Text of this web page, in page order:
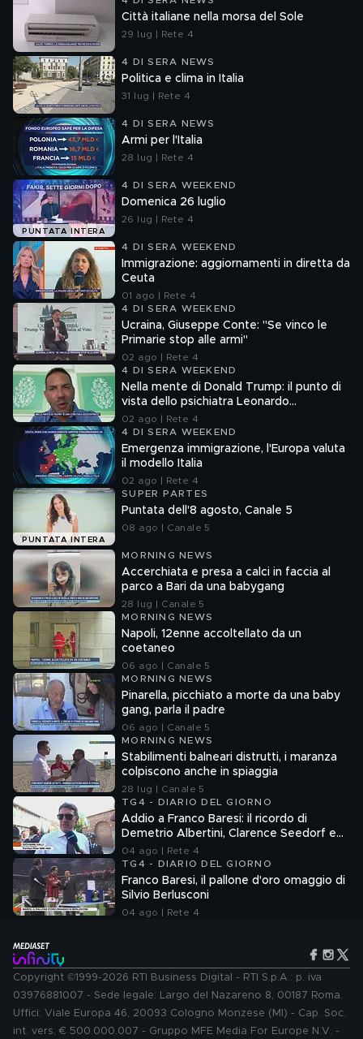
Città italiane nella morsa del Sole
29 lug | Rete 4
4 DI SERA NEWS
Politica e clima in Italia
31 lug | Rete 4
4 DI SERA NEWS
Armi per l'Italia
28 lug | Rete 4
PUNTATA INTERA
4 DI SERA WEEKEND
Domenica 26 luglio
26 lug | Rete 4
4 DI SERA WEEKEND
Immigrazione: aggiornamenti in diretta da
Ceuta
01 ago | Rete 4
4 DI SERA WEEKEND
Ucraina, Giuseppe Conte: "Se vinco le
Primarie stop alle armi"
02 ago | Rete 4
4 DI SERA WEEKEND
Nella mente di Donald Trump: il punto di
vista dello psichiatra Leonardo
Mendolicchio
02 ago | Rete 4
4 DI SERA WEEKEND
Emergenza immigrazione, l'Europa valuta
il modello Italia
02 ago | Rete 4
PUNTATA INTERA
SUPER PARTES
Puntata dell'8 agosto, Canale 5
08 ago | Canale 5
MORNING NEWS
Accerchiata e presa a calci in faccia al
parco a Bari da una babygang
28 lug | Canale 5
MORNING NEWS
Napoli, 12enne accoltellato da un
coetaneo
06 ago | Canale 5
MORNING NEWS
Pinarella, picchiato a morte da una baby
gang, parla il padre
06 ago | Canale 5
MORNING NEWS
Stabilimenti balneari distrutti, i maranza
colpiscono anche in spiaggia
28 lug | Canale 5
TG4 - DIARIO DEL GIORNO
Addio a Franco Baresi: il ricordo di
Demetrio Albertini, Clarence Seedorf e
Giovanni Galli
04 ago | Rete 4
TG4 - DIARIO DEL GIORNO
Franco Baresi, il pallone d'oro omaggio di
Silvio Berlusconi
04 ago | Rete 4
Copyright ©1999-2026 RTI Business Digital - RTI S.p.A.: p. iva
03976881007 - Sede legale: Largo del Nazareno 8, 00187 Roma.
Uffici: Viale Europa 46, 20093 Cologno Monzese (MI) - Cap. Soc.
int. vers. € 500.000.007 - Gruppo MFE Media For Europe N.V. -